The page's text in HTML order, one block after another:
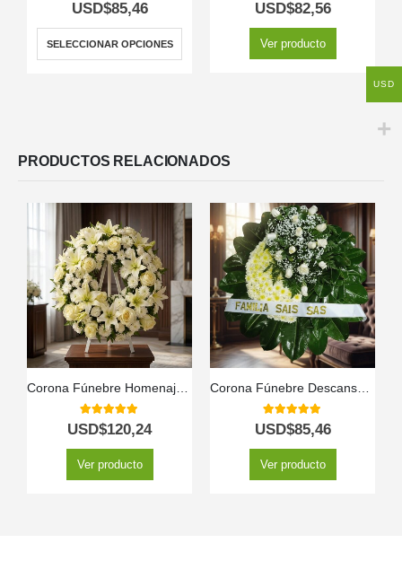
5.00 out of 5
USD$85,46
SELECCIONAR OPCIONES
5.00 out of 5
USD$82,56
Ver producto
PRODUCTOS RELACIONADOS
Corona Fúnebre Homenaje Gadriel 🕊️
5.00out of 5
USD$120,24
Ver producto
Corona Fúnebre Descansa en Paz 🌹🕊️
5.00out of 5
USD$85,46
Ver producto
USD